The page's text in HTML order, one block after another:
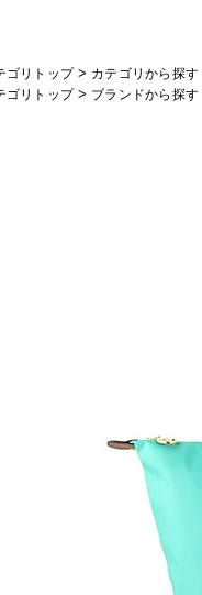
ゴリトップ> カテゴリから探す
ゴリトップ> ブランドから探す